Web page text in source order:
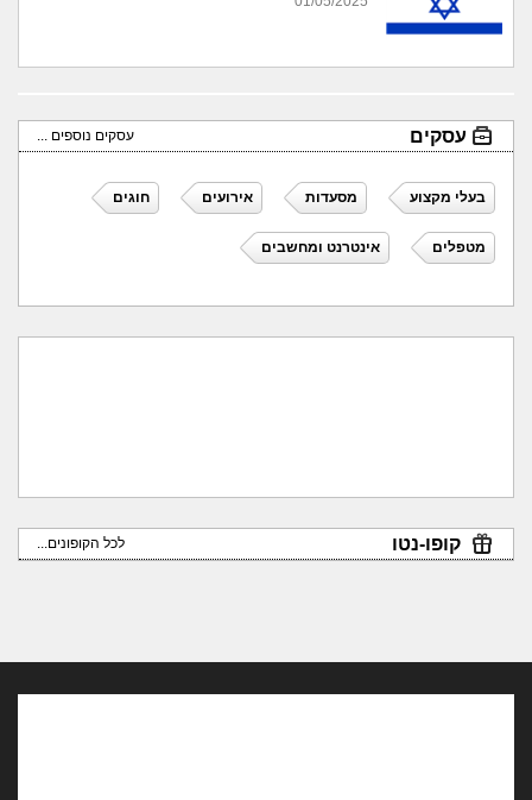
עסקים עסקים נוספים ...
בעלי מקצוע מסעדות אירועים חוגים
מטפלים אינטרנט ומחשבים
קופו-נטו לכל הקופונים...